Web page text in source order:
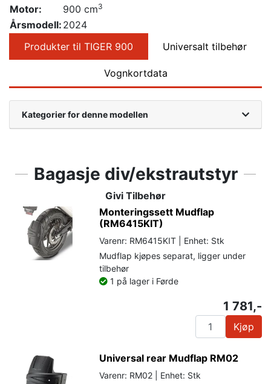
Motor:
900 cm3
Årsmodell: 2024
Produkter til TIGER 900
Universalt tilbehør
Vognkortdata
Kategorier for denne modellen
Bagasje div/ekstrautstyr
Givi Tilbehør
Monteringssett Mudflap
(RM6415KIT)
Varenr: RM6415KIT | Enhet: Stk
Mudflap kjøpes separat, ligger under
tilbehør
1 på lager i Førde
1 781,-
Kjøp
Universal rear Mudflap RM02
Varenr: RM02 | Enhet: Stk